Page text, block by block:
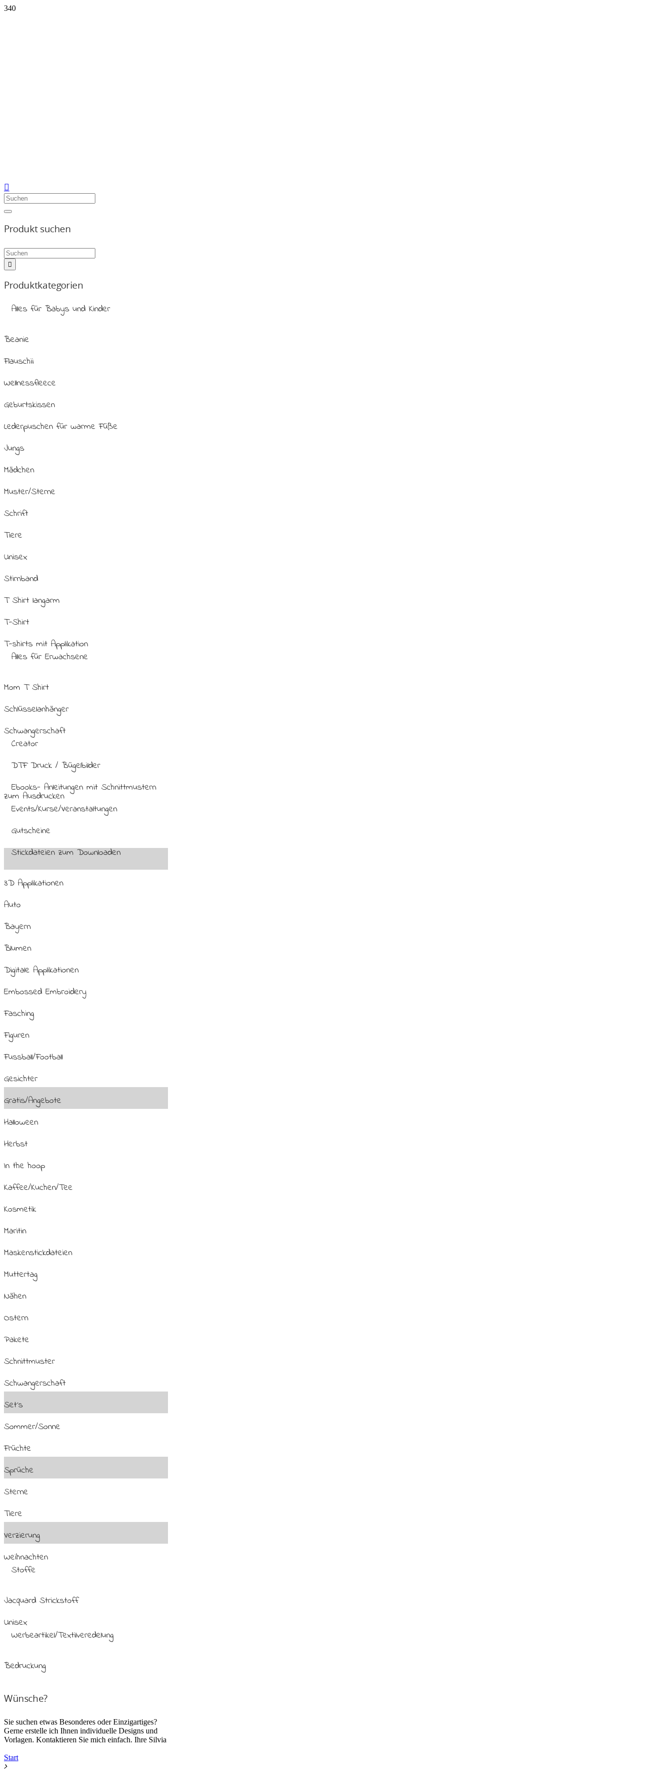
Produkt suchen
Produktkategorien
Alles für Babys und Kinder
Beanie
Flauschii
Wellnessfleece
Geburtskissen
Lederpuschen für warme Füße
Jungs
Mädchen
Muster/Sterne
Schrift
Tiere
Unisex
Stirnband
T Shirt langarm
T-Shirt
T-shirts mit Applikation
Alles für Erwachsene
Mom T Shirt
Schlüsselanhänger
Schwangerschaft
Creator
DTF Druck / Bügelbilder
Ebooks- Anleitungen mit Schnittmustern
zum Ausdrucken
Events/Kurse/Veranstaltungen
Gutscheine
Stickdateien zum Downloaden
3D Applikationen
Auto
Bayern
Blumen
Digitale Applikationen
Embossed Embroidery
Fasching
Figuren
Fussball/Football
Gesichter
Gratis/Angebote
Halloween
Herbst
In the hoop
Kaffee/Kuchen/Tee
Kosmetik
Maritin
Maskenstickdateien
Muttertag
Nähen
Ostern
Pakete
Schnittmuster
Schwangerschaft
Set´s
Sommer/Sonne
Früchte
Sprüche
Sterne
Tiere
Verzierung
Weihnachten
Stoffe
Jacquard Strickstoff
Unisex
Werbeartikel/Textilveredelung
Bedruckung
Wünsche?
Sie suchen etwas Besonderes oder Einzigartiges?
Gerne erstelle ich Ihnen individuelle Designs und
Vorlagen. Kontaktieren Sie mich einfach. Ihre Silvia
Start